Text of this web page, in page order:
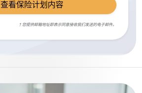
查看保险计划内容
† 您提供邮箱地址即表示同意接收我们发送的电子邮件。